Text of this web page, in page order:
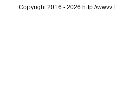
Copyright 2016 - 2026 http://